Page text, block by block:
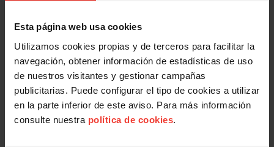
Esta página web usa cookies
Utilizamos cookies propias y de terceros para facilitar la
navegación, obtener información de estadísticas de uso
de nuestros visitantes y gestionar campañas
publicitarias. Puede configurar el tipo de cookies a utilizar
en la parte inferior de este aviso. Para más información
consulte nuestra política de cookies.